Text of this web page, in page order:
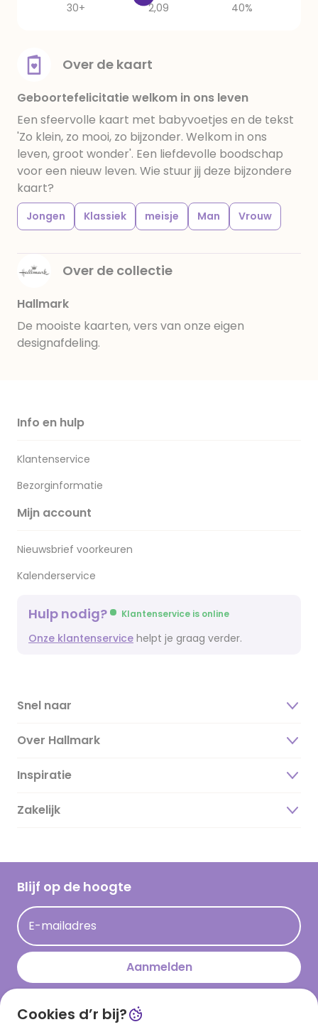
30+
2,09 40%
Over de kaart
Geboortefelicitatie welkom in ons leven
Een sfeervolle kaart met babyvoetjes en de tekst
'Zo klein, zo mooi, zo bijzonder. Welkom in ons
leven, groot wonder'. Een liefdevolle boodschap
voor een nieuw leven. Wie stuur jij deze bijzondere
kaart?
Jongen Klassiek meisje Man Vrouw
Over de collectie
Hallmark
De mooiste kaarten, vers van onze eigen
designafdeling.
Info en hulp
Klantenservice
Bezorginformatie
Mijn account
Nieuwsbrief voorkeuren
Kalenderservice
Hulp nodig? Klantenservice is online
Onze klantenservice helpt je graag verder.
Snel naar
Over Hallmark
Over ons
Duurzaamheid
Hallmark Kaartclub
Acties
Persberichten
Hallmark en Kinderpostzegels
Inspiratie
Magazine
Cadeau inspiratie
Kaartinspiratie
Zakelijk
Blijf op de hoogte
E-mailadres
Aanmelden
Download onze app
Cookies d’r bij?